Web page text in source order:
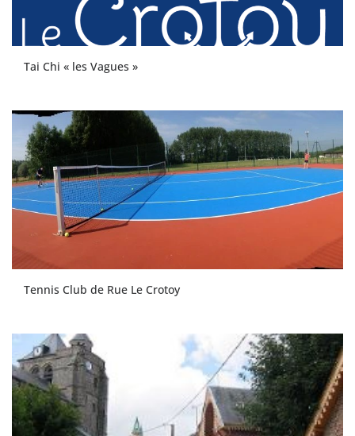
Tai Chi « les Vagues »
Tennis Club de Rue Le Crotoy